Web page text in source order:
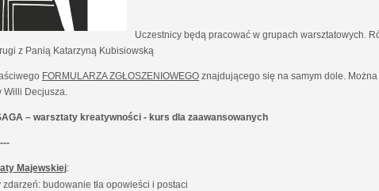
Uczestnicy będą pracować w grupach warsztatowych.
z Panią Katarzyną Kubisiowską
FORMULARZA ZGŁOSZENIOWEGO znajdującego się na samym dole.
Decjusza.
– warsztaty kreatywności - kurs dla zaawansowanych
Majewskiej:
budowanie tła opowieści i postaci